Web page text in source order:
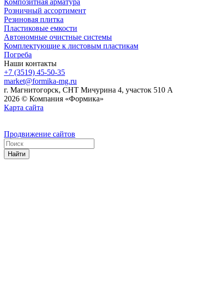
Розничный ассортимент
Резиновая плитка
Пластиковые емкости
Автономные очистные системы
Комплектующие к листовым пластикам
Погреба
Наши контакты
+7 (3519) 45-50-35
market@formika-mg.ru
г. Магнитогорск, СНТ Мичурина 4, участок 510 А
2026 © Компания «Формика»
Карта сайта
Продвижение сайтов
Найти